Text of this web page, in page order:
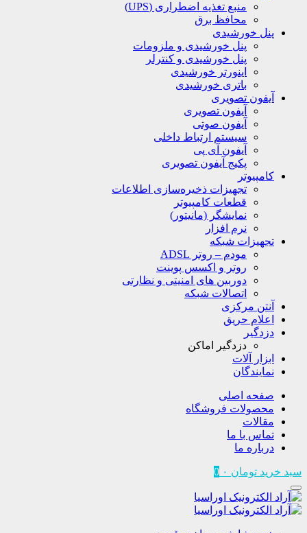
منبع تغذیه اضطراری (UPS)
محافظ برق
پنل خورشیدی
پنل خورشیدی و ملزومات
پنل خورشیدی و کنترلر
اینورتر خورشیدی
باتری خورشیدی
آیفون تصویری
آیفون تصویری
آیفون صوتی
سیستم ارتباط داخلی
آیفون آی پی
پکیج آیفون تصویری
کامپیوتر
تجهیزات ذخیره‌سازی اطلاعات
قطعات کامپیوتر
نمایشگر (مانیتور)
نرم افزار
تجهیزات شبکه
مودم – روتر ADSL
روتر و اکسس پوینت
دوربین های امنیتی و نظارتی
اتصالات شبکه
آنتن مرکزی
اعلام حریق
دزدگیر
دزدگیر اماکن
ابزار آلات
نمایندگان
صفحه اصلی
محصولات فروشگاه
مقالات
تماس با ما
درباره ما
سبد خرید تومان 0